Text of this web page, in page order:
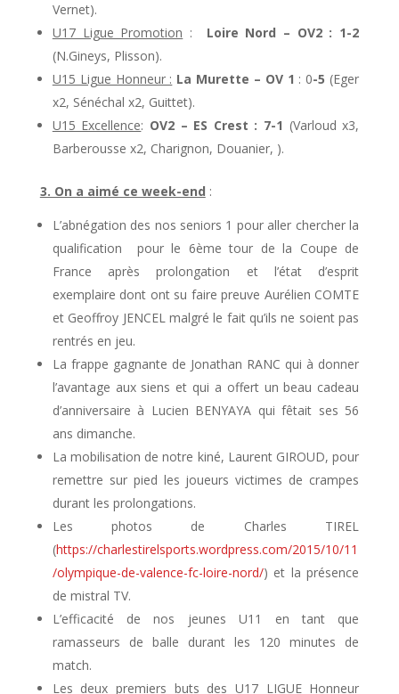
Vernet).
U17 Ligue Promotion : Loire Nord – OV2 : 1-2
(N.Gineys, Plisson).
U15 Ligue Honneur : La Murette – OV 1 : 0-5 (Eger
x2, Sénéchal x2, Guittet).
U15 Excellence: OV2 – ES Crest : 7-1 (Varloud x3,
Barberousse x2, Charignon, Douanier, ).
3. On a aimé ce week-end :
L’abnégation des nos seniors 1 pour aller chercher la
qualification pour le 6ème tour de la Coupe de
France après prolongation et l’état d’esprit
exemplaire dont ont su faire preuve Aurélien COMTE
et Geoffroy JENCEL malgré le fait qu’ils ne soient pas
rentrés en jeu.
La frappe gagnante de Jonathan RANC qui à donner
l’avantage aux siens et qui a offert un beau cadeau
d’anniversaire à Lucien BENYAYA qui fêtait ses 56
ans dimanche.
La mobilisation de notre kiné, Laurent GIROUD, pour
remettre sur pied les joueurs victimes de crampes
durant les prolongations.
Les photos de Charles TIREL
(https://charlestirelsports.wordpress.com/2015/10/11
/olympique-de-valence-fc-loire-nord/) et la présence
de mistral TV.
L’efficacité de nos jeunes U11 en tant que
ramasseurs de balle durant les 120 minutes de
match.
Les deux premiers buts des U17 LIGUE Honneur